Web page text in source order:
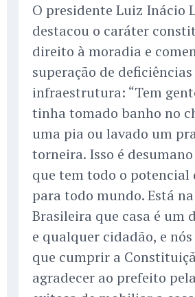
O presidente Luiz Inácio
destacou o caráter
direito à moradia e
superação de
infraestrutura: “Tem
tinha tomado banho no
uma pia ou lavado um
torneira. Isso é
que tem todo o potencial
para todo mundo. Está
Brasileira que casa é um
e qualquer cidadão, e
que cumprir a
agradecer ao prefeito